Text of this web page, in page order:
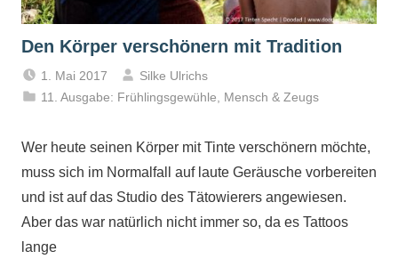
Den Körper verschönern mit Tradition
1. Mai 2017
Silke Ulrichs
11. Ausgabe: Frühlingsgewühle
Mensch & Zeugs
Wer heute seinen Körper mit Tinte verschönern möchte,
muss sich im Normalfall auf laute Geräusche vorbereiten
und ist auf das Studio des Tätowierers angewiesen.
Aber das war natürlich nicht immer so, da es Tattoos
lange